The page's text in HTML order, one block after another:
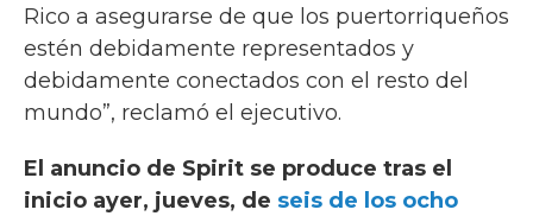
Rico a asegurarse de que los puertorriqueños
estén debidamente representados y
debidamente conectados con el resto del
mundo”, reclamó el ejecutivo.
El anuncio de Spirit se produce tras el
inicio ayer, jueves, de seis de los ocho